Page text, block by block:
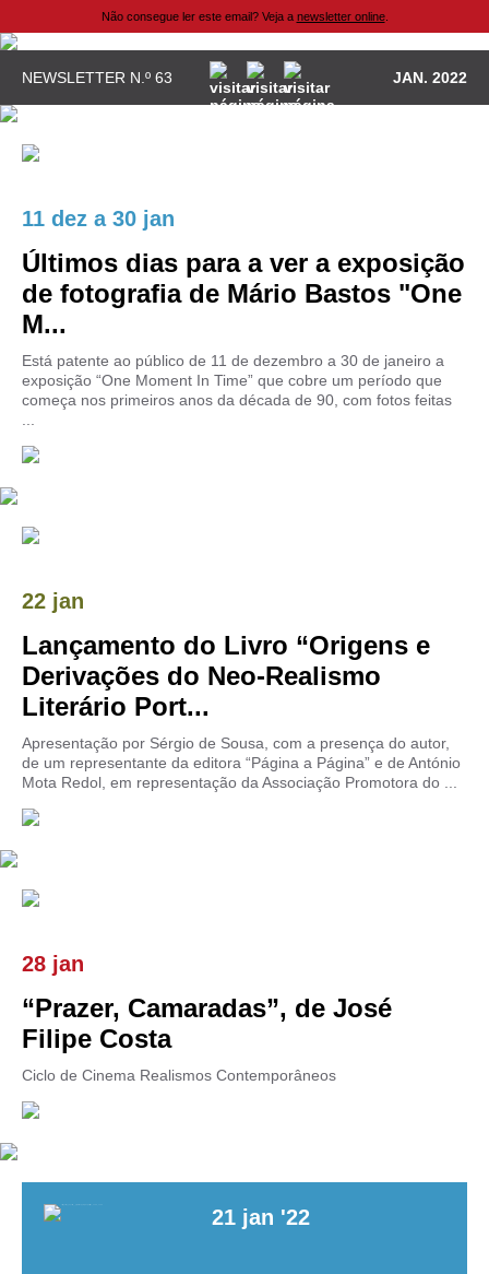
Não consegue ler este email? Veja a newsletter online.
NEWSLETTER N.º 63 JAN. 2022
11 dez a30 jan
Últimos dias para a ver a exposição
de fotografia de Mário Bastos "One
M...
Está patente ao público de 11 de dezembro a 30 de janeiro a
exposição “One Moment In Time” que cobre um período que
começa nos primeiros anos da década de 90, com fotos feitas
22 jan
Lançamento do Livro “Origens e
Derivações do Neo-Realismo
Literário Port...
Apresentação por Sérgio de Sousa, com a presença do autor,
de um representante da editora “Página a Página” e de António
Mota Redol, em representação da Associação Promotora do ...
28 jan
“Prazer, Camaradas”, de José
Filipe Costa
Ciclo de Cinema Realismos Contemporâneos
21 jan '22